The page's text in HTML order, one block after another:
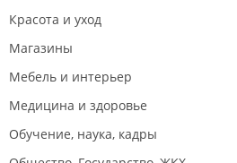
Красота и уход
Магазины
Мебель и интерьер
Медицина и здоровье
Обучение, наука, кадры